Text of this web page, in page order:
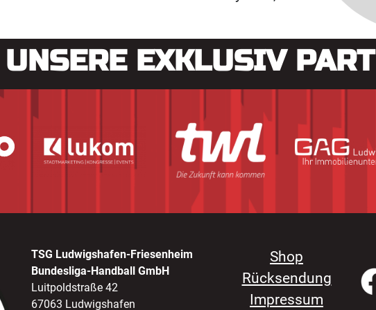
UNSERE EXKLUSIV
TSG Ludwigshafen-Friesenheim
Bundesliga-Handball GmbH
Luitpoldstraße 42
67063 Ludwigshafen
Shop
Rücksendung
Impressum